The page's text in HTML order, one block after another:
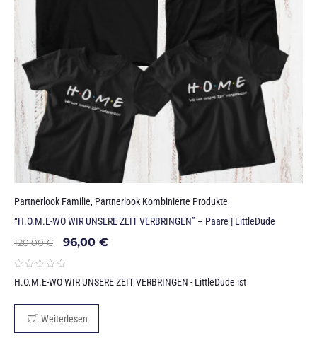
Partnerlook Familie, Partnerlook Kombinierte Produkte
“H.O.M.E-WO WIR UNSERE ZEIT VERBRINGEN” – Paare | LittleDude
120,00€ 96,00 €
H.O.M.E-WO WIR UNSERE ZEIT VERBRINGEN - LittleDude ist
Weiterlesen